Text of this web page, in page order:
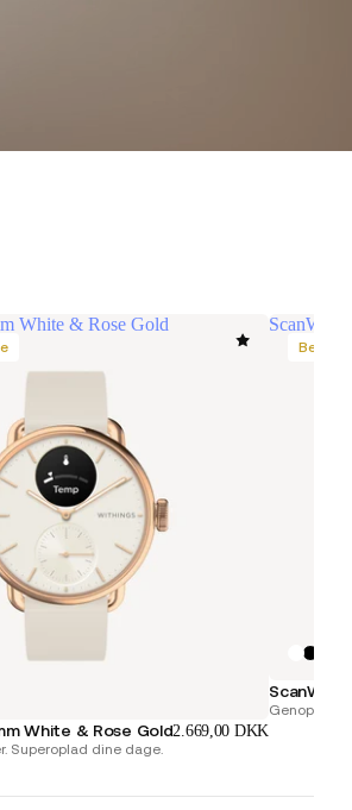
White & Rose Gold
White & Rose Gold2.669,00 DKK
Superoplad dine dage.
Bedst
Genopret